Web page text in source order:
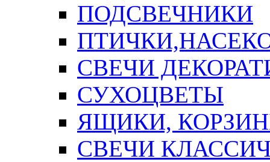
ПОДСВЕЧНИКИ
СВЕЧИ
СУХОЦВЕТЫ
ЯЩИКИ,
СВЕЧИ